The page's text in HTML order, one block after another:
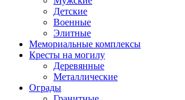
Детские
Военные
Элитные
Мемориальные комплексы
Кресты на могилу
Деревянные
Металлические
Ограды